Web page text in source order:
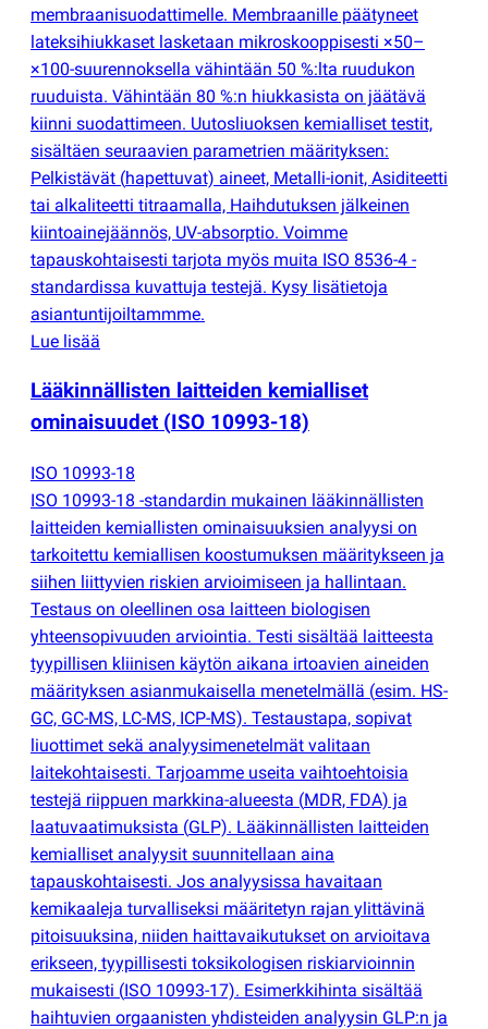
membraanisuodattimelle. Membraanille päätyneet
lateksihiukkaset lasketaan mikroskooppisesti ×50–
×100-suurennoksella vähintään 50 %:lta ruudukon
ruuduista. Vähintään 80 %:n hiukkasista on jäätävä
kiinni suodattimeen. Uutosliuoksen kemialliset testit,
sisältäen seuraavien parametrien määrityksen:
Pelkistävät (hapettuvat) aineet, Metalli-ionit, Asiditeetti
tai alkaliteetti titraamalla, Haihdutuksen jälkeinen
kiintoainejäännös, UV-absorptio. Voimme
tapauskohtaisesti tarjota myös muita ISO 8536-4 -
standardissa kuvattuja testejä. Kysy lisätietoja
asiantuntijoiltammme.
Lue lisää
Lääkinnällisten laitteiden kemialliset
ominaisuudet (ISO 10993-18)
ISO 10993-18
ISO 10993-18 -standardin mukainen lääkinnällisten
laitteiden kemiallisten ominaisuuksien analyysi on
tarkoitettu kemiallisen koostumuksen määritykseen ja
siihen liittyvien riskien arvioimiseen ja hallintaan.
Testaus on oleellinen osa laitteen biologisen
yhteensopivuuden arviointia. Testi sisältää laitteesta
tyypillisen kliinisen käytön aikana irtoavien aineiden
määrityksen asianmukaisella menetelmällä (esim. HS-
GC, GC-MS, LC-MS, ICP-MS). Testaustapa, sopivat
liuottimet sekä analyysimenetelmät valitaan
laitekohtaisesti. Tarjoamme useita vaihtoehtoisia
testejä riippuen markkina-alueesta (MDR, FDA) ja
laatuvaatimuksista (GLP). Lääkinnällisten laitteiden
kemialliset analyysit suunnitellaan aina
tapauskohtaisesti. Jos analyysissa havaitaan
kemikaaleja turvalliseksi määritetyn rajan ylittävinä
pitoisuuksina, niiden haittavaikutukset on arvioitava
erikseen, tyypillisesti toksikologisen riskiarvioinnin
mukaisesti (ISO 10993-17). Esimerkkihinta sisältää
haihtuvien orgaanisten yhdisteiden analyysin GLP:n ja